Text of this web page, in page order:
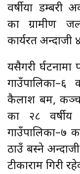
वर्षीया डम्बरी
का ग्रामीण
कार्यरत अन्दाजी
यसैगरी
कैलाश बम,
का २८ वर्षीय
गाउँपालिका–७
ठाउँ बस्ने
टीकाराम गिरी